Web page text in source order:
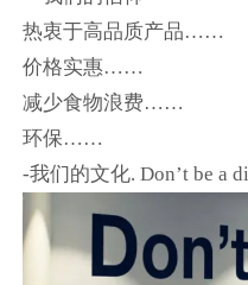
热衷于高品质产品……
价格实惠……
减少食物浪费……
环保……
-我们的文化. Don’t be a